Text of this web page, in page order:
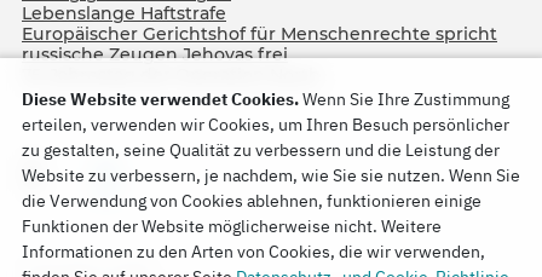
Lebenslange Haftstrafe
Europäischer Gerichtshof für Menschenrechte spricht
russische Zeugen Jehovas frei
Copyright © 2026
Diese Website verwendet Cookies.Wenn Sie Ihre Zustimmung
erteilen, verwenden wir Cookies, um Ihren Besuch persönlicher
zu gestalten, seine Qualität zu verbessern und die Leistung der
Website zu verbessern, je nachdem, wie Sie sie nutzen. Wenn Sie
die Verwendung von Cookies ablehnen, funktionieren einige
Funktionen der Website möglicherweise nicht. Weitere
Informationen zu den Arten von Cookies, die wir verwenden,